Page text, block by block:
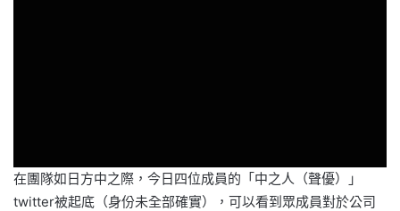
在團隊如日方中之際，今日四位成員的「中之人（聲優）」
twitter被起底（身份未全部確實），可以看到眾成員對於公司